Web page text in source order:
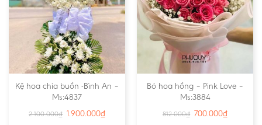
Kệ hoa chia buồn -Bình An –
Ms:4837
2.100.000₫ 1.900.000₫
Bó hoa hồng – Pink Love –
Ms:3884
812.000₫ 700.000₫